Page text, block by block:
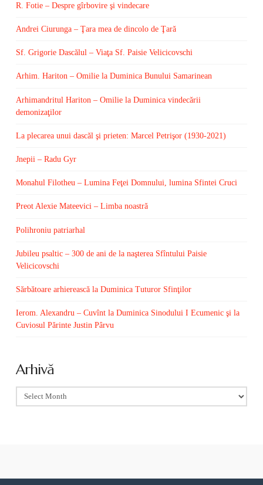
R. Fotie – Despre gîrbovire şi vindecare
Andrei Ciurunga – Ţara mea de dincolo de Ţară
Sf. Grigorie Dascălul – Viaţa Sf. Paisie Velicicovschi
Arhim. Hariton – Omilie la Duminica Bunului Samarinean
Arhimandritul Hariton – Omilie la Duminica vindecării
demonizaţilor
La plecarea unui dascăl şi prieten: Marcel Petrişor (1930-2021)
Jnepii – Radu Gyr
Monahul Filotheu – Lumina Feţei Domnului, lumina Sfintei Cruci
Preot Alexie Mateevici – Limba noastră
Polihroniu patriarhal
Jubileu psaltic – 300 de ani de la naşterea Sfîntului Paisie
Velicicovschi
Sărbătoare arhierească la Duminica Tuturor Sfinţilor
Ierom. Alexandru – Cuvînt la Duminica Sinodului I Ecumenic şi la
Cuviosul Părinte Justin Pârvu
Arhivă
Arhivă